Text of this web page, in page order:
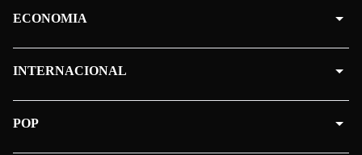
ECONOMIA
INTERNACIONAL
POP